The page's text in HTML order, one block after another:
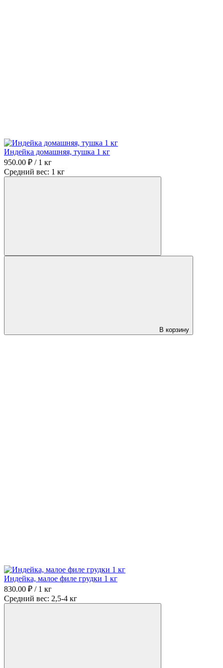
Индейка домашняя, тушка 1 кг
950.00 ₽ / 1 кг
Средний вес: 1 кг
В корзину
Индейка, малое филе грудки 1 кг
830.00 ₽ / 1 кг
Средний вес: 2,5-4 кг